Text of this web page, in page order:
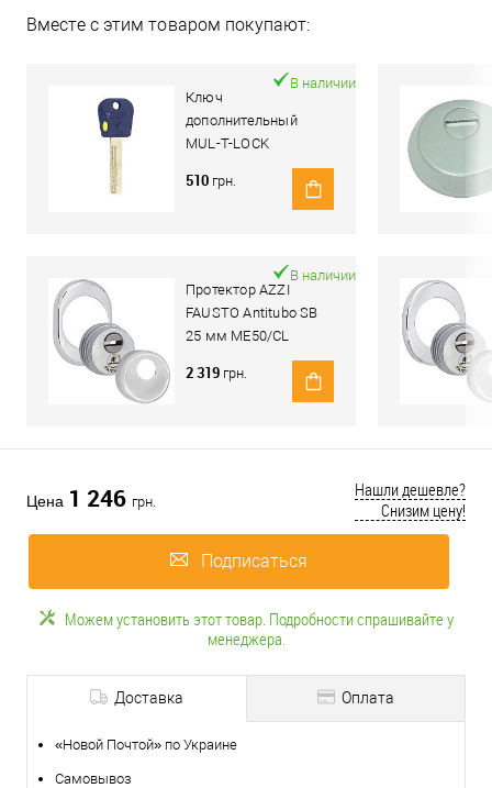
Вместе с этим товаром покупают:
Ключ
дополнительный
MUL-T-LOCK
В наличии
510 грн.
Протектор AZZI
FAUSTO Antitubo SB
25 мм ME50/CL
овальный стандарт
хром полированный
В наличии
2 319 грн.
Цена 1 246 грн.
Нашли дешевле?
Снизим цену!
Подписаться
Можем установить этот товар. Подробности спрашивайте у
менеджера.
Доставка Оплата
«Новой Почтой» по Украине
Самовывоз